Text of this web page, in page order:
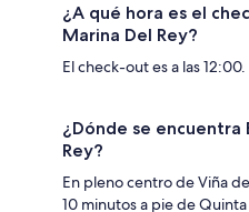
¿A qué hora es el
Marina Del Rey?
El check-out es a las 12:00.
¿Dónde se encuentra
Rey?
En pleno centro de Viña
10 minutos a pie de